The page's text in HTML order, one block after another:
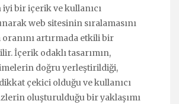
bir içerik ve kullanıcı
web sitesinin sıralamasını
artırmada etkili bir
İçerik odaklı tasarımın,
doğru yerleştirildiği,
çekici olduğu ve kullanıcı
oluşturulduğu bir yaklaşımı